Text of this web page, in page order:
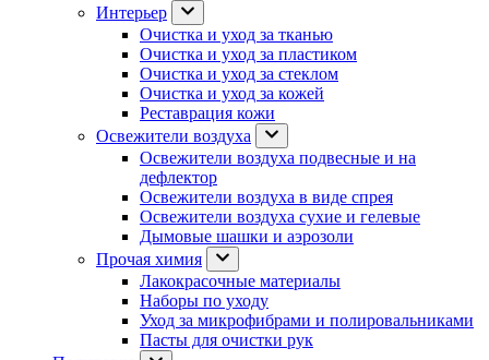
Интерьер
Очистка и уход за тканью
Очистка и уход за пластиком
Очистка и уход за стеклом
Очистка и уход за кожей
Реставрация кожи
Освежители воздуха
Освежители воздуха подвесные и на
дефлектор
Освежители воздуха в виде спрея
Освежители воздуха сухие и гелевые
Дымовые шашки и аэрозоли
Прочая химия
Лакокрасочные материалы
Наборы по уходу
Уход за микрофибрами и полировальниками
Пасты для очистки рук